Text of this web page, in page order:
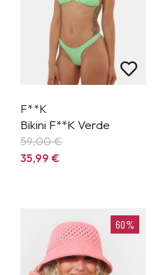
F**K
Bikini F**K Verde
59,00 €
35,99€
60%